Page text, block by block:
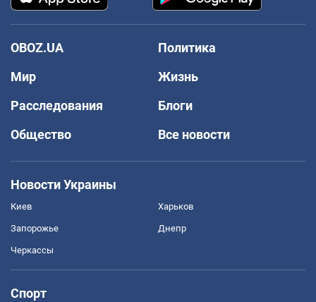
OBOZ.UA
Политика
Мир
Жизнь
Расследования
Блоги
Общество
Все новости
Новости Украины
Киев Харьков
Запорожье Днепр
Черкассы
Спорт